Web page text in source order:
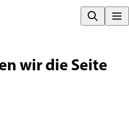
wir die Seite